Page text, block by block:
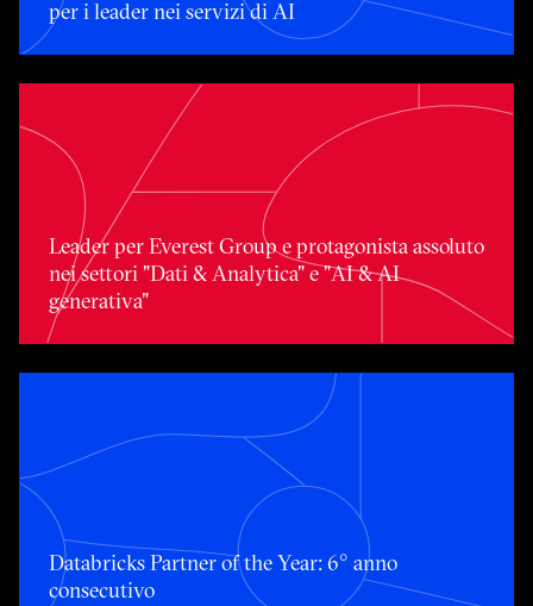
per i leader nei servizi di AI
Leader per Everest Group e protagonista assoluto nei
Leader per Everest Group e protagonista assoluto
nei settori "Dati & Analytica" e "AI & AI
generativa"
Databricks Partner of the Year: 6° anno consecutivo
Databricks Partner of the Year: 6° anno
consecutivo